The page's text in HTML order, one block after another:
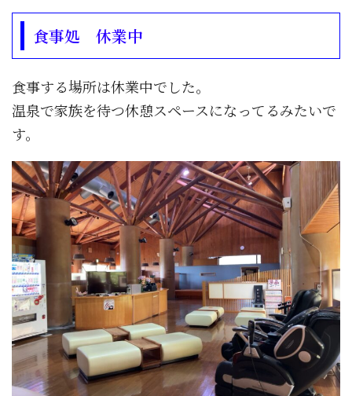
食事処 休業中
食事する場所は休業中でした。
温泉で家族を待つ休憩スペースになってるみたいで
す。